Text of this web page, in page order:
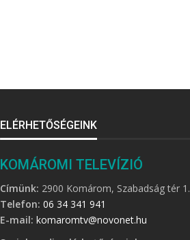
ELÉRHETŐSÉGEINK
KOMÁROMI TELEVÍZIÓ
Címünk: 2900 Komárom, Szabadság tér 1.
Telefon: 06 34 341 941
E-mail: komaromtv@novonet.hu